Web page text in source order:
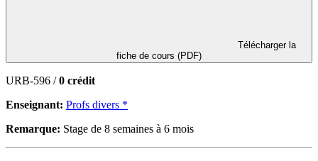
fiche de cours (PDF)
URB-596 /0 crédit
Enseignant: Profs divers *
Remarque: Stage de 8 semaines à 6 mois